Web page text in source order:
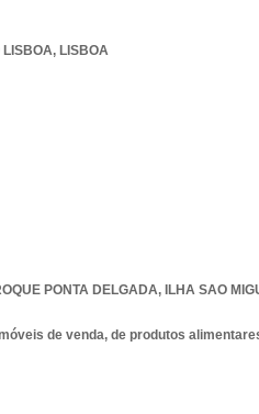
LISBOA, LISBOA
PONTA DELGADA, ILHA SAO
de venda, de produtos